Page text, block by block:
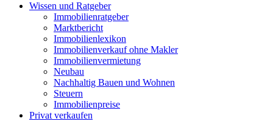
Wissen und Ratgeber
Immobilienratgeber
Marktbericht
Immobilienlexikon
Immobilienverkauf ohne Makler
Immobilienvermietung
Neubau
Nachhaltig Bauen und Wohnen
Steuern
Immobilienpreise
Privat verkaufen